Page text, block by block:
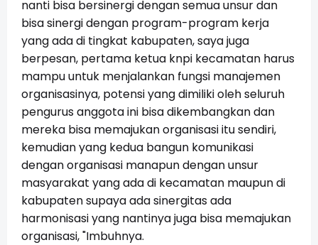
nanti bisa bersinergi dengan semua unsur dan
bisa sinergi dengan program-program kerja
yang ada di tingkat kabupaten, saya juga
berpesan, pertama ketua knpi kecamatan harus
mampu untuk menjalankan fungsi manajemen
organisasinya, potensi yang dimiliki oleh seluruh
pengurus anggota ini bisa dikembangkan dan
mereka bisa memajukan organisasi itu sendiri,
kemudian yang kedua bangun komunikasi
dengan organisasi manapun dengan unsur
masyarakat yang ada di kecamatan maupun di
kabupaten supaya ada sinergitas ada
harmonisasi yang nantinya juga bisa memajukan
organisasi, "Imbuhnya.